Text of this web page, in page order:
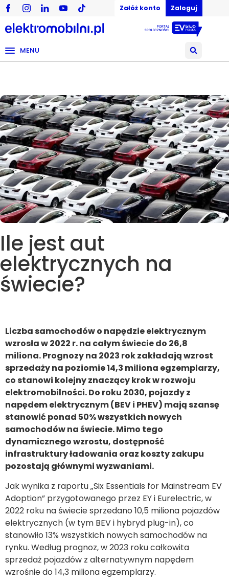
Załóż konto Zaloguj
MENU
Ile jest aut
elektrycznych na
świecie?
Liczba samochodów o napędzie elektrycznym
wzrosła w 2022 r. na całym świecie do 26,8
miliona. Prognozy na 2023 rok zakładają wzrost
sprzedaży na poziomie 14,3 miliona egzemplarzy,
co stanowi kolejny znaczący krok w rozwoju
elektromobilności. Do roku 2030, pojazdy z
napędem elektrycznym (BEV i PHEV) mają szansę
stanowić ponad 50% wszystkich nowych
samochodów na świecie. Mimo tego
dynamicznego wzrostu, dostępność
infrastruktury ładowania oraz koszty zakupu
pozostają głównymi wyzwaniami.
Jak wynika z raportu „Six Essentials for Mainstream EV
Adoption” przygotowanego przez EY i Eurelectric, w
2022 roku na świecie sprzedano 10,5 miliona pojazdów
elektrycznych (w tym BEV i hybryd plug-in), co
stanowiło 13% wszystkich nowych samochodów na
rynku. Według prognoz, w 2023 roku całkowita
sprzedaż pojazdów z alternatywnym napędem
wzrośnie do 14,3 miliona egzemplarzy.